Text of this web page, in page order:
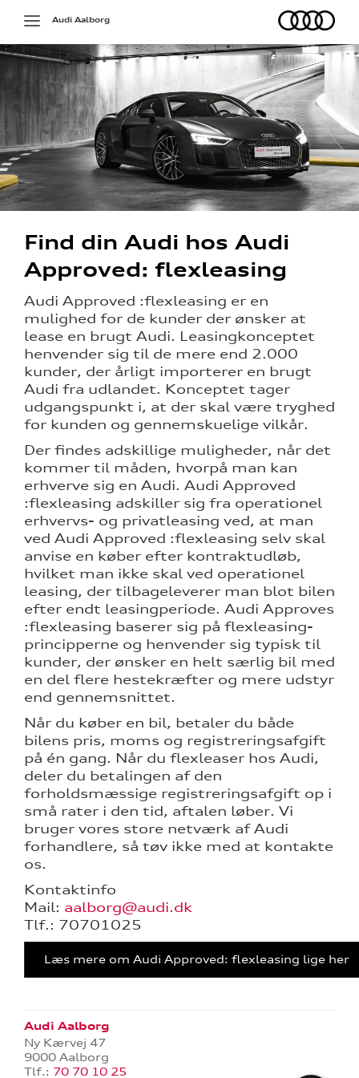
Toggle
navigation
Audi
Audi Aalborg
Find din Audi hos Audi
Approved: flexleasing
Audi Approved :flexleasing er en
mulighed for de kunder der ønsker at
lease en brugt Audi. Leasingkonceptet
henvender sig til de mere end 2.000
kunder, der årligt importerer en brugt
Audi fra udlandet. Konceptet tager
udgangspunkt i, at der skal være tryghed
for kunden og gennemskuelige vilkår.
Der findes adskillige muligheder, når det
kommer til måden, hvorpå man kan
erhverve sig en Audi. Audi Approved
:flexleasing adskiller sig fra operationel
erhvervs- og privatleasing ved, at man
ved Audi Approved :flexleasing selv skal
anvise en køber efter kontraktudløb,
hvilket man ikke skal ved operationel
leasing, der tilbageleverer man blot bilen
efter endt leasingperiode. Audi Approves
:flexleasing baserer sig på flexleasing-
principperne og henvender sig typisk til
kunder, der ønsker en helt særlig bil med
en del flere hestekræfter og mere udstyr
end gennemsnittet.
Når du køber en bil, betaler du både
bilens pris, moms og registreringsafgift
på én gang. Når du flexleaser hos Audi,
deler du betalingen af den
forholdsmæssige registreringsafgift op i
små rater i den tid, aftalen løber. Vi
bruger vores store netværk af Audi
forhandlere, så tøv ikke med at kontakte
os.
Kontaktinfo
Mail: aalborg@audi.dk
Tlf.: 70701025
Læs mere om Audi Approved: flexleasing lige her
Audi Aalborg
Ny Kærvej 47
9000 Aalborg
Tlf.: 70 70 10 25